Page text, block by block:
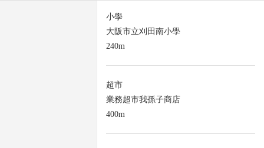
小學
大阪市立刈田南小學
240m
超市
業務超市我孫子商店
400m